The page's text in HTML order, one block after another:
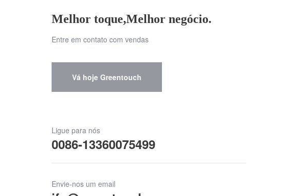
Melhor toque,Melhor negócio.
Entre em contato com vendas
Vá hoje Greentouch
Ligue para nós
0086-13360075499
Envie-nos um email